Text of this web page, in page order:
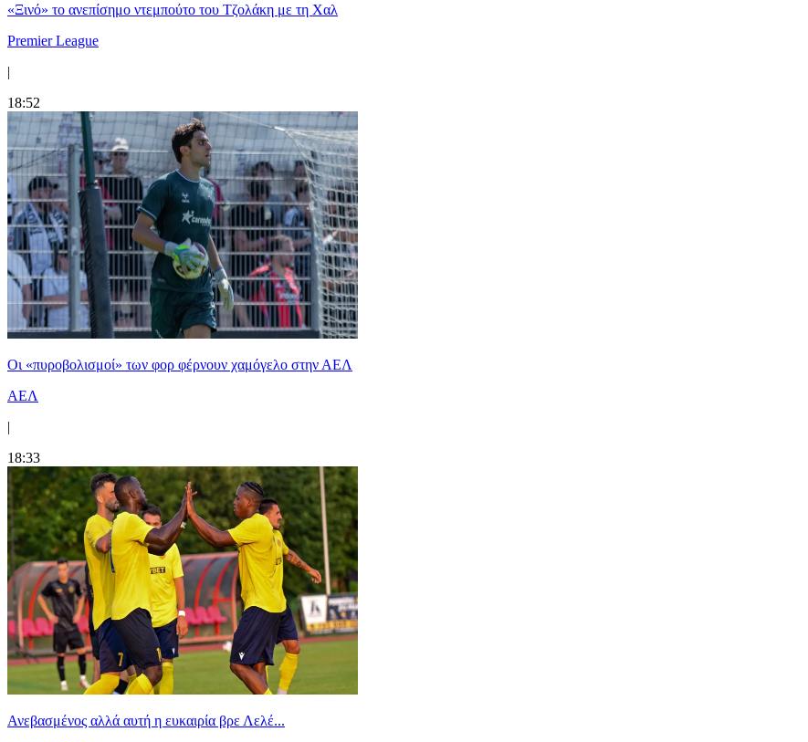
«Ξινό» το ανεπίσημο ντεμπούτο του Τζολάκη με τη Χαλ
Premier League
|
18:52
Οι «πυροβολισμοί» των φορ φέρνουν χαμόγελο στην ΑΕΛ
ΑΕΛ
|
18:33
Ανεβασμένος αλλά αυτή η ευκαιρία βρε Λελέ...